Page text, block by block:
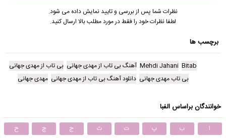
نظرات شما پس از بررسی و تایید نمایش داده می شود.
لطفا نظرات خود را فقط در مورد مطلب بالا ارسال کنید.
برچسب ها
Bitab
Mehdi Jahani آهنگ بی تاب از مهدی جهانی بی تاب از مهدی جهانی
بی تاب مهدی جهانی دانلود آهنگ بی تاب از مهدی جهانی مهدی جهانی
خوانندگان براساس الفبا
ا ب پ ت ث ج چ
ح